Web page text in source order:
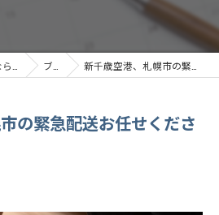
ブログ 新千歳空港、札幌市の緊急配送お任せください！
の緊急配送お任せくださ